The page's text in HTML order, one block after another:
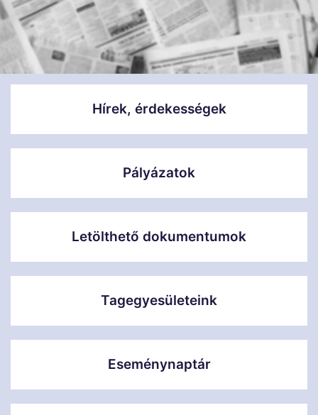
Hírek, érdekességek
Pályázatok
Letölthető dokumentumok
Tagegyesületeink
Eseménynaptár